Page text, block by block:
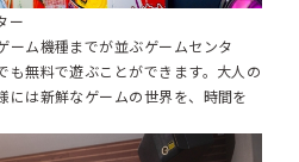
ー
ーム機種までが並ぶゲームセンタ
も無料で遊ぶことができます。大人の
には新鮮なゲームの世界を、時間を